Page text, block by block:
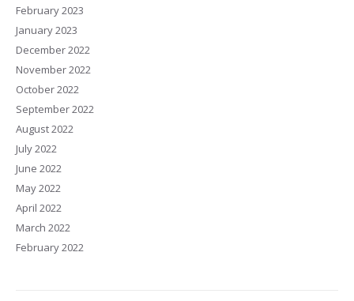
February 2023
January 2023
December 2022
November 2022
October 2022
September 2022
August 2022
July 2022
June 2022
May 2022
April 2022
March 2022
February 2022